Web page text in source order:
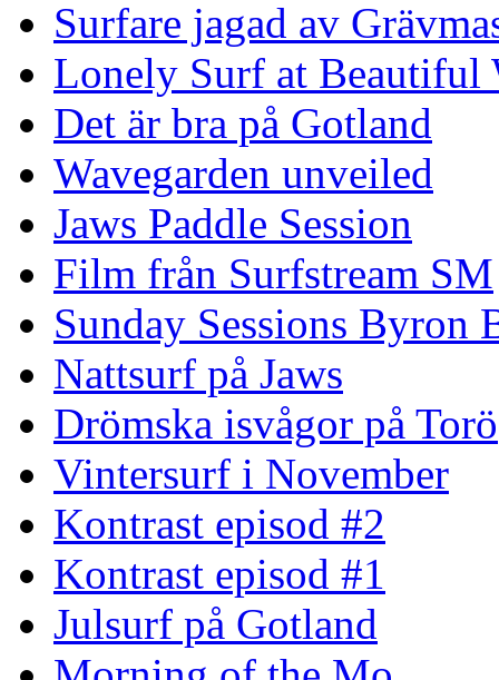
Surfare jagad av
Lonely Surf at Beautiful
Det är bra på Gotland
Wavegarden unveiled
Jaws Paddle Session
Film från Surfstream SM
Sunday Sessions Byron
Nattsurf på Jaws
Drömska isvågor på Torö
Vintersurf i November
Kontrast episod #2
Kontrast episod #1
Julsurf på Gotland